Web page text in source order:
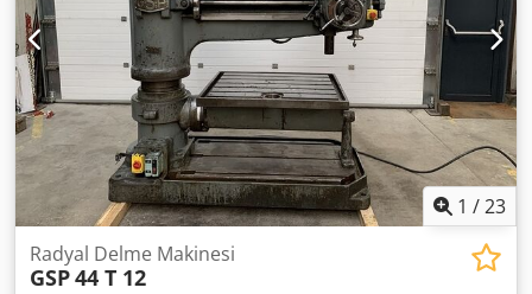
1 /23
Radyal Delme Makinesi
GSP44 T 12